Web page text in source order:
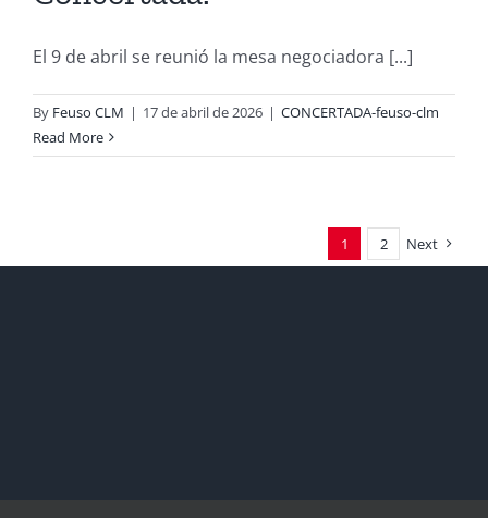
El 9 de abril se reunió la mesa negociadora [...]
By Feuso CLM | 17 de abril de 2026 | CONCERTADA-feuso-clm
Read More
1 2 Next